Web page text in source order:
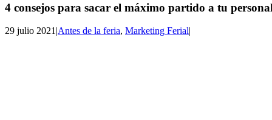
4 consejos para sacar el máximo partido a tu
29 julio 2021|Antes de la feria, Marketing Ferial|